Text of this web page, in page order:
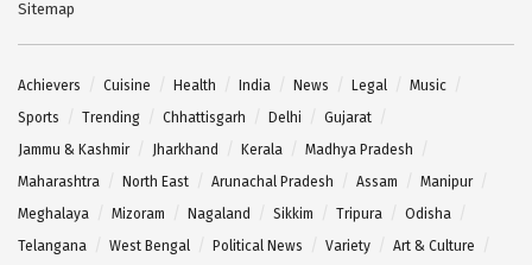
Sitemap
Achievers Cuisine Health India News Legal
Music
Sports
Trending Chhattisgarh Delhi
Gujarat
Jammu & Kashmir
Jharkhand Kerala
Madhya Pradesh
Maharashtra
North East Arunachal Pradesh Assam
Manipur
Meghalaya
Mizoram Nagaland Sikkim Tripura
Odisha
Telangana
West Bengal Political News Variety
Art & Culture